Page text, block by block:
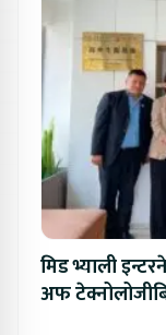
मिड भ्याली
अफ